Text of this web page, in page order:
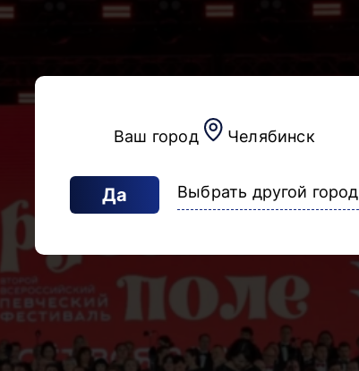
Ваш город Челябинск
Да Выбрать другой город